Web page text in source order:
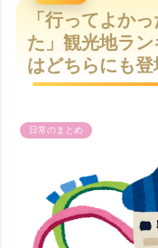
「行ってよか
た」観光地ラ
はどちらにも登
日常のまとめ